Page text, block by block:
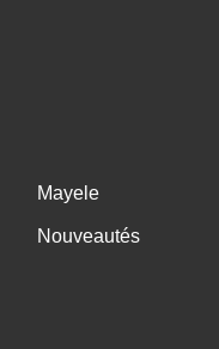
Mayele
Nouveautés